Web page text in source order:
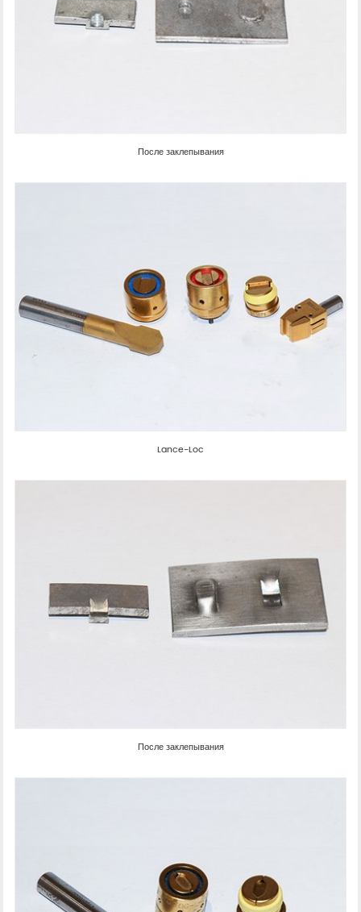
После заклепывания
Lance-Loc
После заклепывания